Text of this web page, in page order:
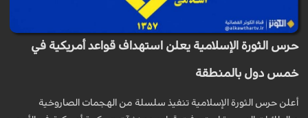
حرس الثورة الإسلامية يعلن استهداف قواعد أمريكية في
خمس دول بالمنطقة
أعلن حرس الثورة الإسلامية تنفيذ سلسلة من الهجمات الصاروخية